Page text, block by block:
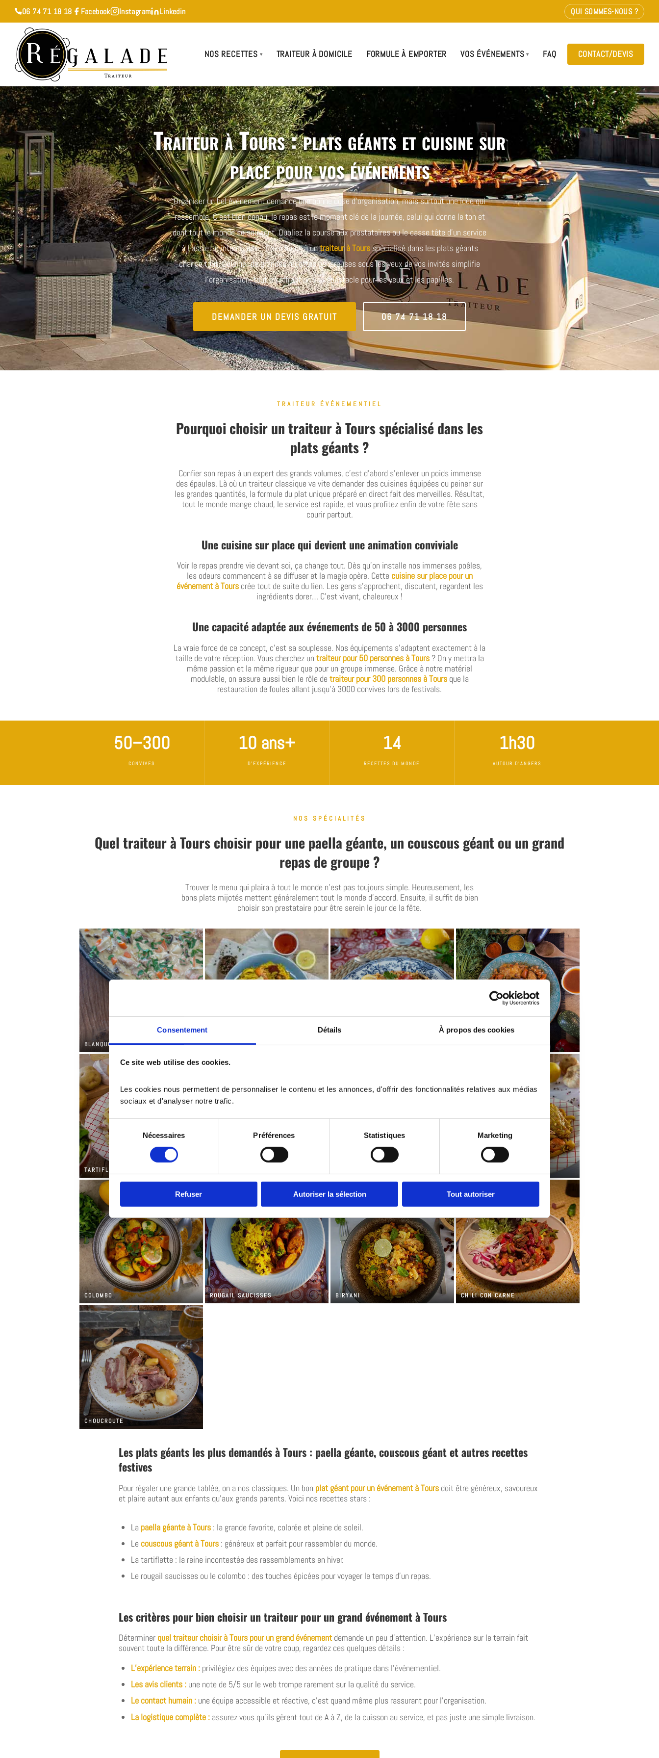
Consentement Détails À propos des cookies
Ce site web utilise des cookies.
Les cookies nous permettent de personnaliser le contenu et les annonces, d'offrir des fonctionnalités relatives aux médias
sociaux et d'analyser notre trafic.
Sélection
du
consentement
Nécessaires Préférences Statistiques Marketing
Refuser Autoriser la sélection Tout autoriser
06 74 71 18 18 Facebook Instagram Linkedin QUI SOMMES-NOUS ?
NOS RECETTES TRAITEUR À DOMICILE FORMULE À EMPORTER VOS ÉVÉNEMENTS FAQ CONTACT/DEVIS
Traiteur à Tours : plats géants et cuisine sur
place pour vos événements
Organiser un bel événement demande une bonne dose d’organisation, mais surtout une idée qui
rassemble. C’est bien connu, le repas est le moment clé de la journée, celui qui donne le ton et
dont tout le monde se souvient. Oubliez la course aux prestataires ou le casse tête d’un service
à l’assiette interminable. Faire appel à untraiteur à Toursspécialisé dans les plats géants
change tout. Cuisiner de grandes recettes généreuses sous les yeux de vos invités simplifie
l’organisation, tout en offrant un vrai spectacle pour les yeux et les papilles.
DEMANDER UN DEVIS GRATUIT 06 74 71 18 18
TRAITEUR ÉVÉNEMENTIEL
Pourquoi choisir un traiteur à Tours spécialisé dans les
plats géants ?
Confier son repas à un expert des grands volumes, c’est d’abord s’enlever un poids immense
des épaules. Là où un traiteur classique va vite demander des cuisines équipées ou peiner sur
les grandes quantités, la formule du plat unique préparé en direct fait des merveilles. Résultat,
tout le monde mange chaud, le service est rapide, et vous profitez enfin de votre fête sans
courir partout.
Une cuisine sur place qui devient une animation conviviale
Voir le repas prendre vie devant soi, ça change tout. Dès qu’on installe nos immenses poêles,
les odeurs commencent à se diffuser et la magie opère. Cette cuisine sur place pour un
événement à Tourscrée tout de suite du lien. Les gens s’approchent, discutent, regardent les
ingrédients dorer… C’est vivant, chaleureux !
Une capacité adaptée aux événements de 50 à 3000 personnes
La vraie force de ce concept, c’est sa souplesse. Nos équipements s’adaptent exactement à la
taille de votre réception. Vous cherchez un traiteur pour 50 personnes à Tours? On y mettra la
même passion et la même rigueur que pour un groupe immense. Grâce à notre matériel
modulable, on assure aussi bien le rôle de traiteur pour 300 personnes à Toursque la
restauration de foules allant jusqu’à 3000 convives lors de festivals.
50–300
CONVIVES
10 ans+
D'EXPÉRIENCE
14
RECETTES DU MONDE
1h30
AUTOUR D'ANGERS
NOS SPÉCIALITÉS
Quel traiteur à Tours choisir pour une paella géante, un couscous géant ou un grand
repas de groupe ?
Trouver le menu qui plaira à tout le monde n’est pas toujours simple. Heureusement, les
bons plats mijotés mettent généralement tout le monde d’accord. Ensuite, il suffit de bien
choisir son prestataire pour être serein le jour de la fête.
BLANQUETTE DE VEAU PAËLLA JAMBALAYA COUSCOUS
TARTIFLETTE
COLOMBO ROUGAIL SAUCISSES BIRYANI CHILI CON CARNE
CHOUCROUTE
Les plats géants les plus demandés à Tours : paella géante, couscous géant et autres recettes
festives
Pour régaler une grande tablée, on a nos classiques. Un bon plat géant pour un événement à Tours doit être généreux, savoureux
et plaire autant aux enfants qu’aux grands parents. Voici nos recettes stars :
La paella géante à Tours : la grande favorite, colorée et pleine de soleil.
Le couscous géant à Tours : généreux et parfait pour rassembler du monde.
La tartiflette : la reine incontestée des rassemblements en hiver.
Le rougail saucisses ou le colombo : des touches épicées pour voyager le temps d’un repas.
Les critères pour bien choisir un traiteur pour un grand événement à Tours
Déterminer quel traiteur choisir à Tours pour un grand événementdemande un peu d’attention. L’expérience sur le terrain fait
souvent toute la différence. Pour être sûr de votre coup, regardez ces quelques détails :
L’expérience terrain : privilégiez des équipes avec des années de pratique dans l’événementiel.
Les avis clients : une note de 5/5 sur le web trompe rarement sur la qualité du service.
Le contact humain : une équipe accessible et réactive, c’est quand même plus rassurant pour l’organisation.
La logistique complète : assurez vous qu’ils gèrent tout de A à Z, de la cuisson au service, et pas juste une simple livraison.